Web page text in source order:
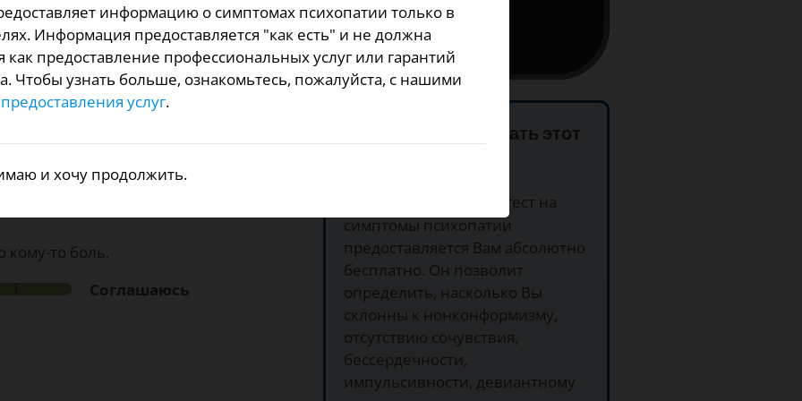
тест, который
психопатии для
для Вас? Для
насколько Вы с ним
кому-то боль.
Соглашаюсь
Почему использовать этот
Этот тест на
симптомы психопатии
предоставляется Вам абсолютно
бесплатно. Он позволит
определить, насколько Вы
склонны к нонконформизму,
отсутствию сочувствия,
бессердечности,
импульсивности, девиантному
информацию о симптомах психопатии только в
Информация предоставляется "как есть" и не должна
как предоставление профессиональных услуг или гарантий
Чтобы узнать больше, ознакомьтесь, пожалуйста, с нашими
услуг.
и хочу продолжить.